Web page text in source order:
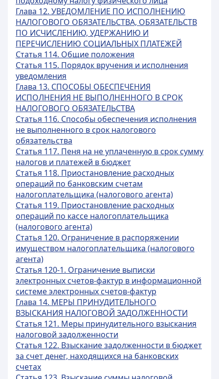
Глава 12. УВЕДОМЛЕНИЕ ПО ИСПОЛНЕНИЮ
НАЛОГОВОГО ОБЯЗАТЕЛЬСТВА, ОБЯЗАТЕЛЬСТВ
ПО ИСЧИСЛЕНИЮ, УДЕРЖАНИЮ И
ПЕРЕЧИСЛЕНИЮ СОЦИАЛЬНЫХ ПЛАТЕЖЕЙ
Статья 114. Общие положения
Статья 115. Порядок вручения и исполнения
уведомления
Глава 13. СПОСОБЫ ОБЕСПЕЧЕНИЯ
ИСПОЛНЕНИЯ НЕ ВЫПОЛНЕННОГО В СРОК
НАЛОГОВОГО ОБЯЗАТЕЛЬСТВА
Статья 116. Способы обеспечения исполнения
не выполненного в срок налогового
обязательства
Статья 117. Пеня на не уплаченную в срок сумму
налогов и платежей в бюджет
Статья 118. Приостановление расходных
операций по банковским счетам
налогоплательщика (налогового агента)
Статья 119. Приостановление расходных
операций по кассе налогоплательщика
(налогового агента)
Статья 120. Ограничение в распоряжении
имуществом налогоплательщика (налогового
агента)
Статья 120-1. Ограничение выписки
электронных счетов-фактур в информационной
системе электронных счетов-фактур
Глава 14. МЕРЫ ПРИНУДИТЕЛЬНОГО
ВЗЫСКАНИЯ НАЛОГОВОЙ ЗАДОЛЖЕННОСТИ
Статья 121. Меры принудительного взыскания
налоговой задолженности
Статья 122. Взыскание задолженности в бюджет
за счет денег, находящихся на банковских
счетах